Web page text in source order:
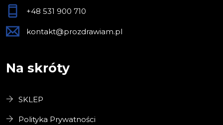
+48 531 900 710
kontakt@prozdrawiam.pl
Na skróty
SKLEP
Polityka Prywatności